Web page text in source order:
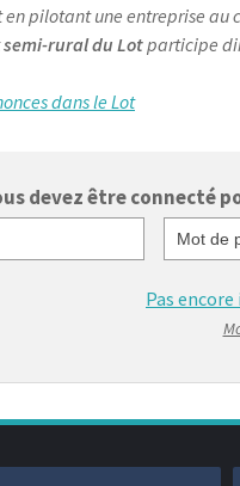
en pilotant une entreprise au
semi-rural du Lotparticipe
dans le Lot
devez être connecté
Mot de
Pas